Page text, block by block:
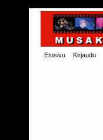
Etusivu Kirjaudu